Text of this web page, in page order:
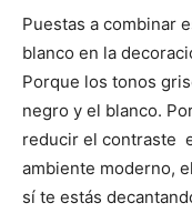
Puestas a combinar
blanco en la
Porque los tonos
negro y el blanco.
reducir el contraste
ambiente moderno,
sí te estás